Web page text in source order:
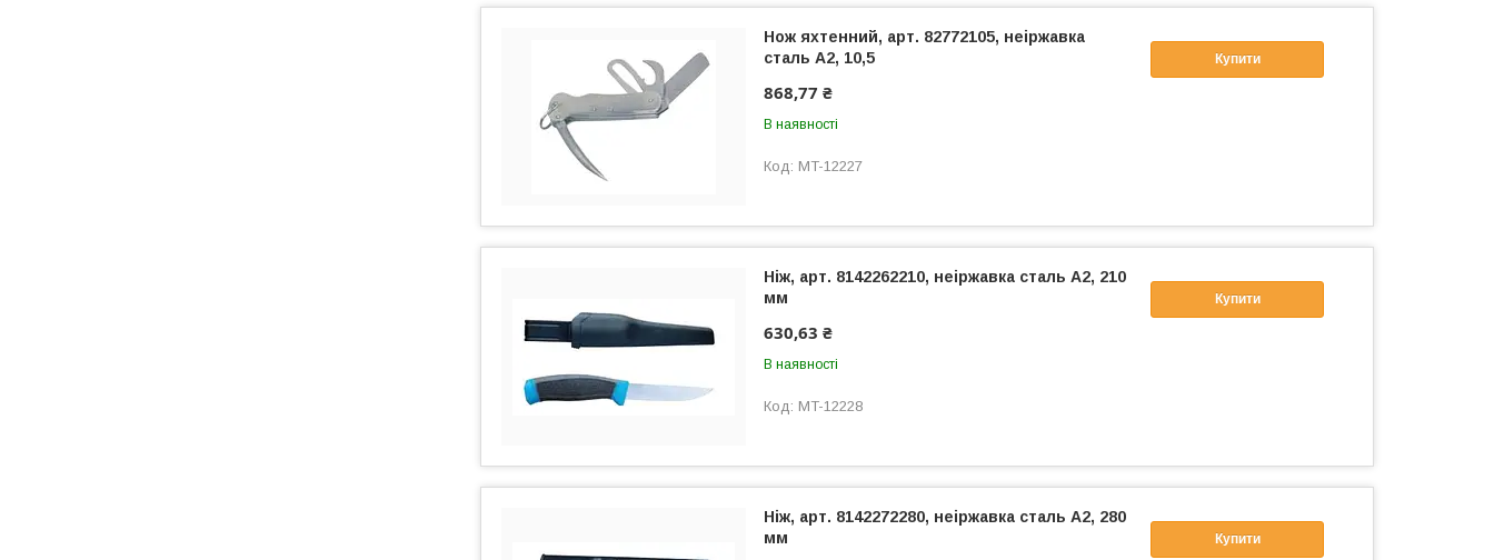
Купити
Нож яхтенний, арт. 82772105, неіржавка
сталь А2, 10,5
868,77 ₴
В наявності
MT-12227
Купити
Ніж, арт. 8142262210, неіржавка сталь А2, 210
мм
630,63 ₴
В наявності
MT-12228
Купити
Ніж, арт. 8142272280, неіржавка сталь А2, 280
мм